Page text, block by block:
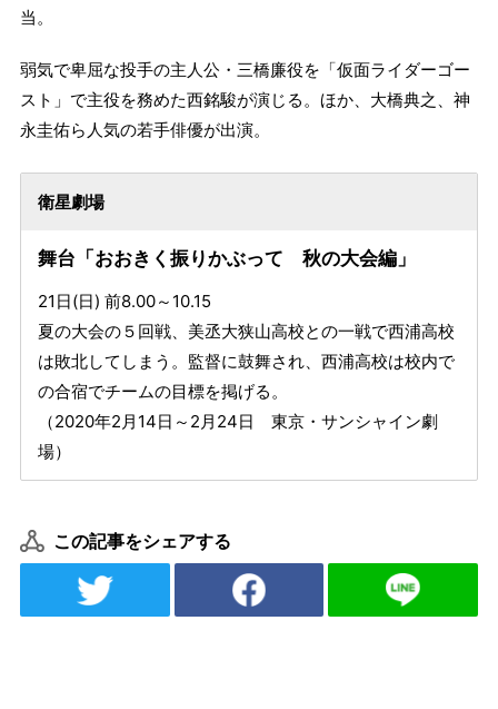
当。
弱気で卑屈な投手の主人公・三橋廉役を「仮面ライダーゴー
スト」で主役を務めた西銘駿が演じる。ほか、大橋典之、神
永圭佑ら人気の若手俳優が出演。
衛星劇場
舞台「おおきく振りかぶって 秋の大会編」
21日(日) 前8.00～10.15
夏の大会の５回戦、美丞大狭山高校との一戦で西浦高校
は敗北してしまう。監督に鼓舞され、西浦高校は校内で
の合宿でチームの目標を掲げる。
（2020年2月14日～2月24日 東京・サンシャイン劇
場）
この記事をシェアする